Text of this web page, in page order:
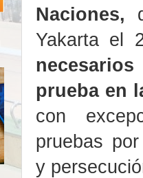
Naciones,
Yakarta el
prueba en
con
pruebas
y